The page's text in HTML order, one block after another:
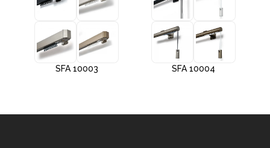
SFA 10003 SFA 10004